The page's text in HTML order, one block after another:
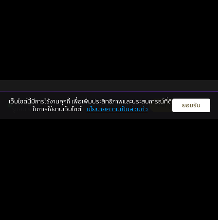
065-426-4945 แชทไลน์
เว็บไซต์นี้มีการใช้งานคุกกี้ เพื่อเพิ่มประสิทธิภาพและประสบการณ์ที่ดี
ในการใช้งานเว็บไซต์
นโยบายความเป็นส่วนตัว ยอมรับ
ดวงดูดี
รู้ก่อน พร้อมกว่า ทุกจังหวะชีวิต คลิกดูดวงฟรี